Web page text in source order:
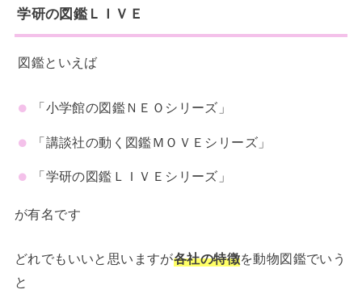
学研の図鑑ＬＩＶＥ
図鑑といえば
「小学館の図鑑ＮＥＯシリーズ」
「講談社の動く図鑑ＭＯＶＥシリーズ」
「学研の図鑑ＬＩＶＥシリーズ」
が有名です
どれでもいいと思いますが各社の特徴を動物図鑑でいう
と